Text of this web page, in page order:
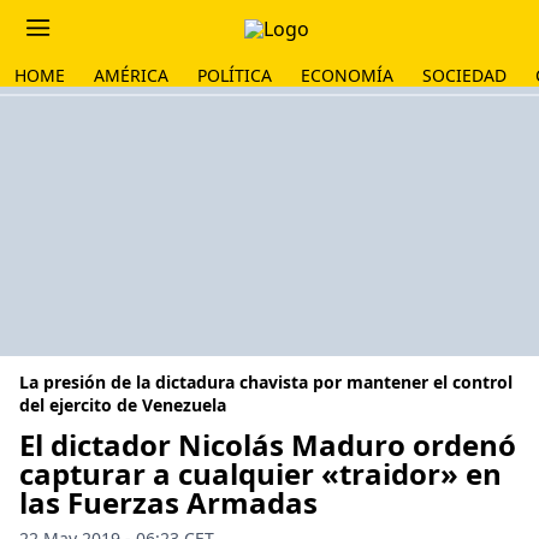
HOME AMÉRICA POLÍTICA ECONOMÍA SOCIEDAD
La presión de la dictadura chavista por mantener el control
del ejercito de Venezuela
El dictador Nicolás Maduro ordenó
capturar a cualquier «traidor» en
las Fuerzas Armadas